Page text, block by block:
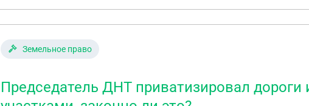
Земельное право
Председатель ДНТ приватизировал